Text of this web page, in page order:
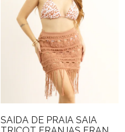
SAÍDA DE PRAIA SAIA